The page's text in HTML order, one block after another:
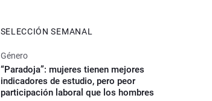
SELECCIÓN SEMANAL
Género
“Paradoja”: mujeres tienen mejores
indicadores de estudio, pero peor
participación laboral que los hombres